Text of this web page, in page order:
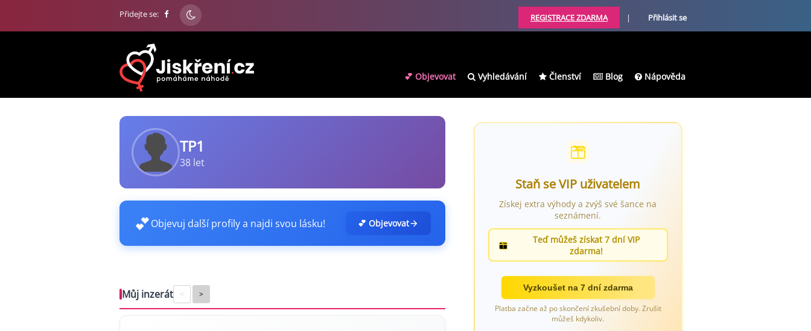
Přidejte se: REGISTRACE ZDARMA | Přihlásit se
💕 Objevovat Vyhledávání Členství Blog Nápověda
TP1
38 let
💕Objevuj další profily a najdi svou lásku! 💕 Objevovat
Můj inzerát < >
Staň se VIP uživatelem
Získej extra výhody a zvýš své šance na
seznámení.
Teď můžeš získat 7 dní VIP
zdarma!
Vyzkoušet na 7 dní zdarma
Platba začne až po skončení zkušební doby. Zrušit
můžeš kdykoliv.